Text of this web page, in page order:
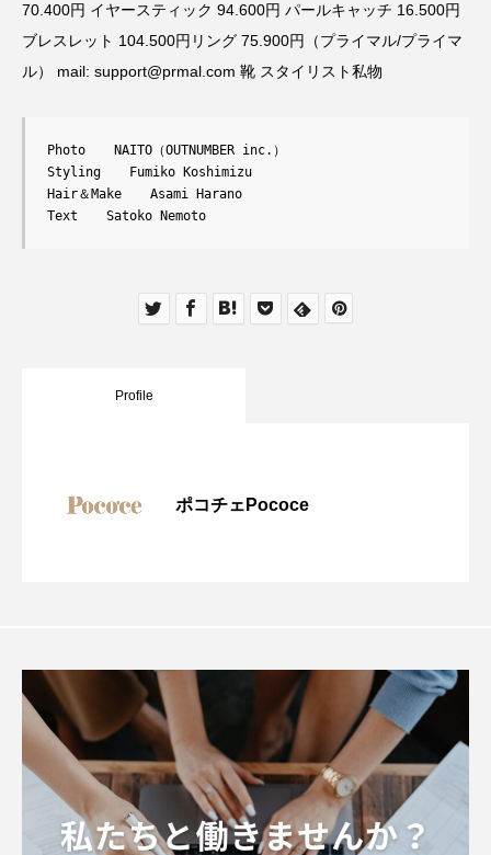
70.400円 イヤースティック 94.600円 パールキャッチ 16.500円
ブレスレット 104.500円リング 75.900円（プライマル/プライマ
ル） mail: support@prmal.com 靴 スタイリスト私物
Photo 　 NAITO（OUTNUMBER inc.）
Styling 　 Fumiko Koshimizu
Hair＆Make 　 Asami Harano
Text 　 Satoko Nemoto
Profile
ポコチェPococe